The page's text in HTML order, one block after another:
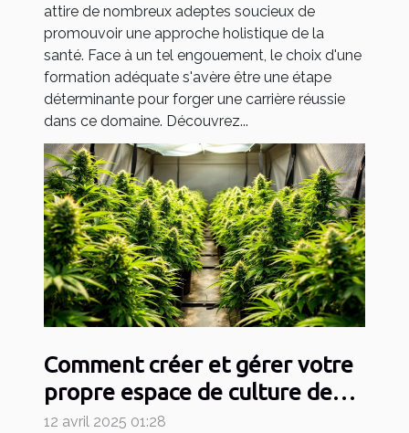
attire de nombreux adeptes soucieux de
promouvoir une approche holistique de la
santé. Face à un tel engouement, le choix d'une
formation adéquate s'avère être une étape
déterminante pour forger une carrière réussie
dans ce domaine. Découvrez...
Comment créer et gérer votre
propre espace de culture de
cannabis
12 avril 2025 01:28